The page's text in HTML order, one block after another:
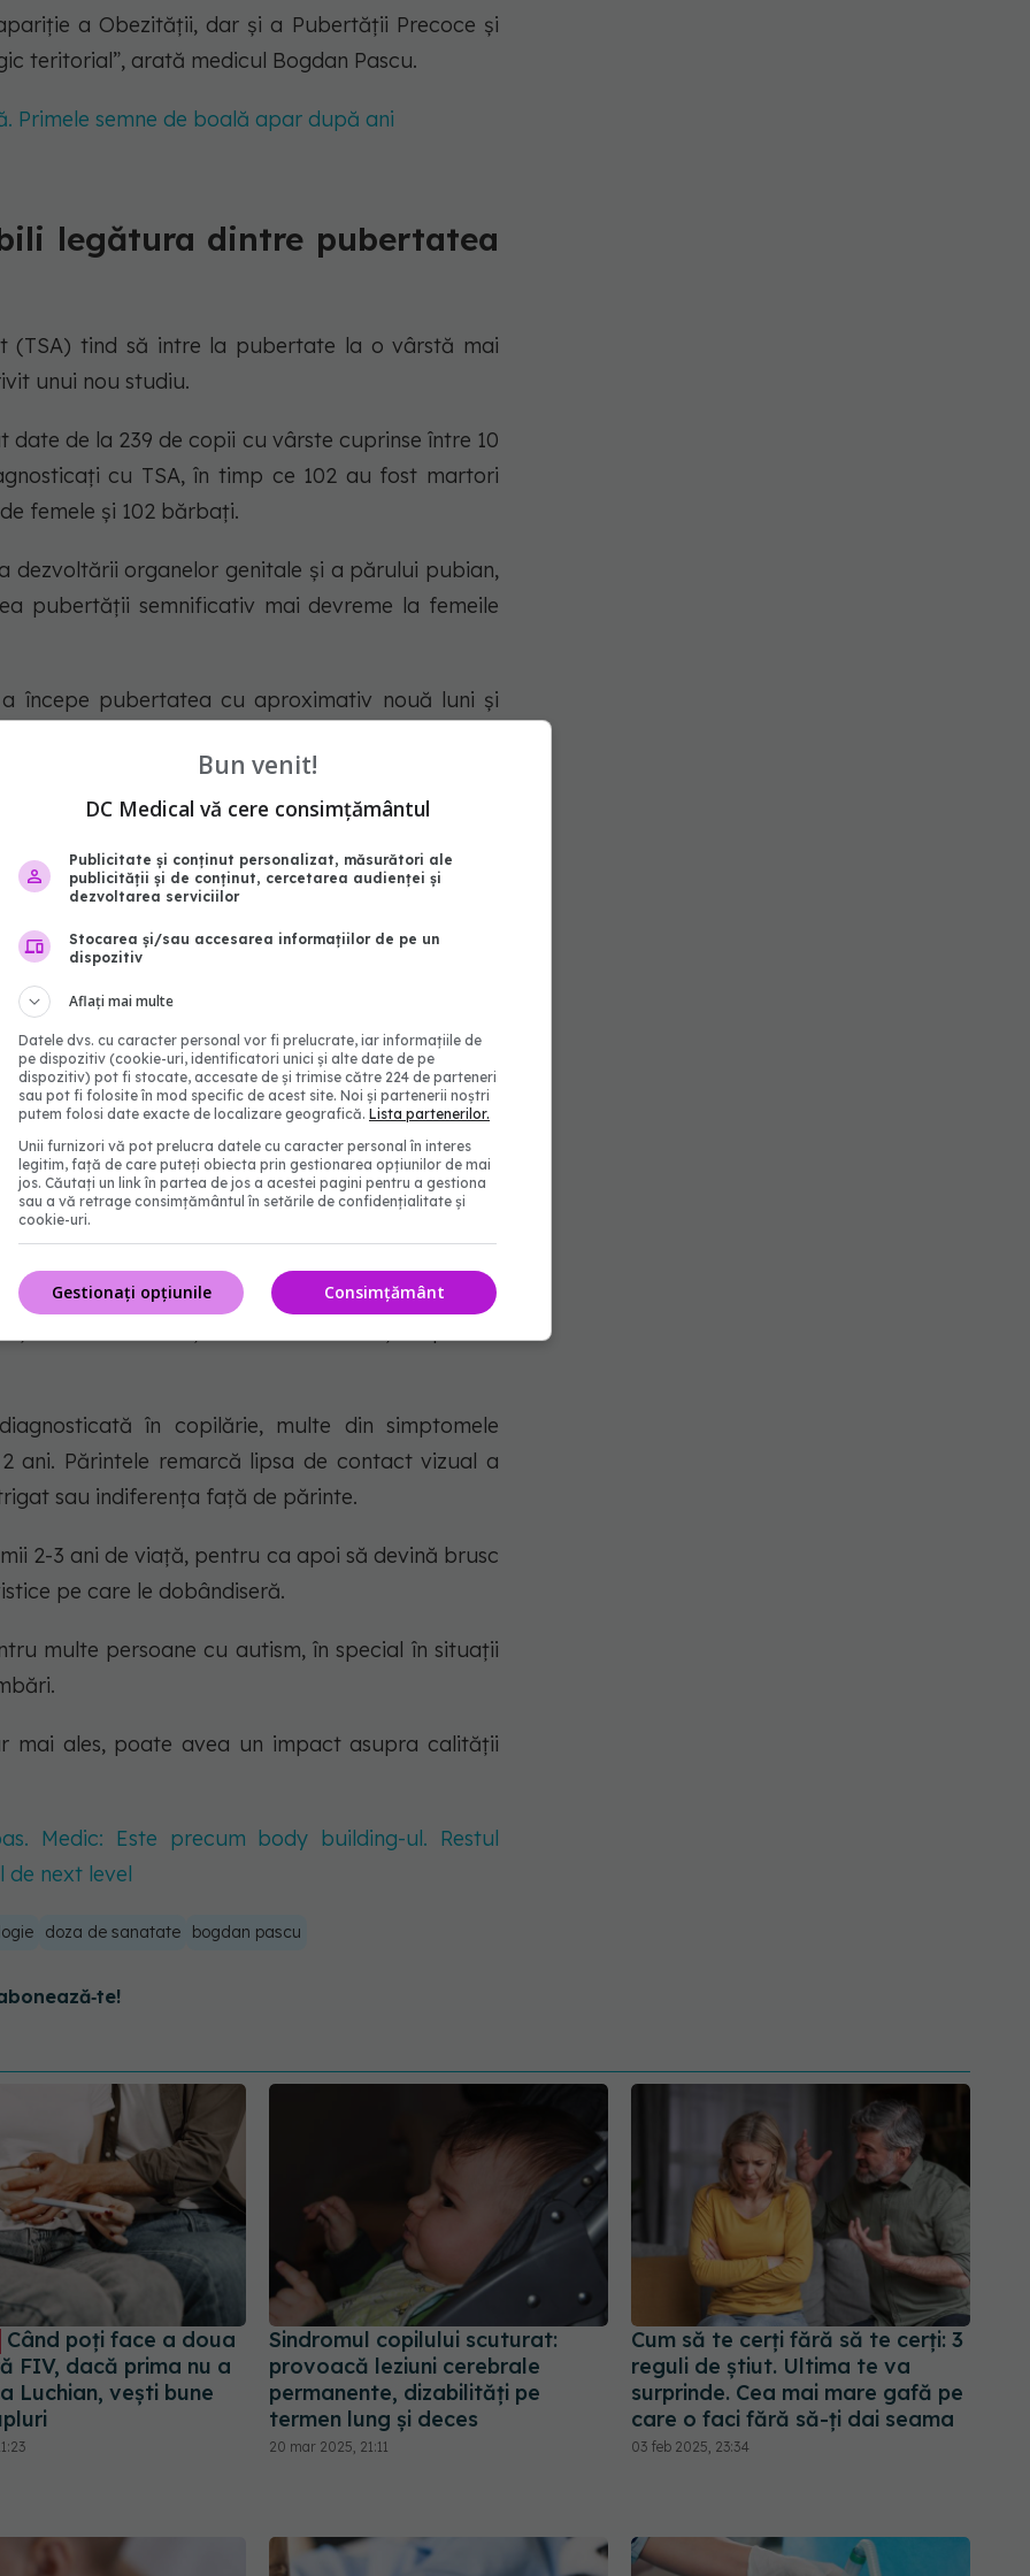
a Obezității, dar și a Pubertății Precoce și
teritorial”, arată medicul Bogdan Pascu.
Primele semne de boală apar după ani
legătura dintre pubertatea
(TSA) tind să intre la pubertate la o vârstă mai
unui nou studiu.
date de la 239 de copii cu vârste cuprinse între 10
cu TSA, în timp ce 102 au fost martori
femele și 102 bărbați.
dezvoltării organelor genitale și a părului pubian,
pubertății semnificativ mai devreme la femeile
începe pubertatea cu aproximativ nouă luni și
În plus, fetele cu TSA au avut un debut
neurotipice”, aratăautism.org.
provoacă epilepsie sau retard mental. Dorobăț:
gazdă
este o dizabilitate complexă de dezvoltare a
ale funcționării unui copil: comunicarea,
bolilor (CDC) din Statele Unite, unul din
la băieți, iar multe fete prezinte simptome mai
Este o afecțiune care se menține pe tot
în copilărie, multe din simptomele
ani. Părintele remarcă lipsa de contact vizual a
sau indiferența față de părinte.
2-3 ani de viață, pentru ca apoi să devină brusc
pe care le dobândiseră.
multe persoane cu autism, în special în situații
mai ales, poate avea un impact asupra calității
Medic: Este precum body building-ul. Restul
de next level
doza de sanatate bogdan pascu
Când poți face a doua
FIV, dacă prima nu a
Luchian, vești bune
Sindromul copilului scuturat:
provoacă leziuni cerebrale
permanente, dizabilități pe
termen lung și deces
20 mar 2025, 21:11
Cum să te cerți fără să te cerți: 3
reguli de știut. Ultima te va
surprinde. Cea mai mare gafă pe
care o faci fără să-ți dai seama
03 feb 2025, 23:34
Bun venit!
DC Medical vă cere consimțământul
Publicitate și conținut personalizat, măsurători ale
publicității și de conținut, cercetarea audienței și
dezvoltarea serviciilor
Stocarea și/sau accesarea informațiilor de pe un
dispozitiv
Aflați mai multe
Datele dvs. cu caracter personal vor fi prelucrate, iar informațiile de
pe dispozitiv (cookie-uri, identificatori unici și alte date de pe
dispozitiv) pot fi stocate, accesate de și trimise către 224 de parteneri
sau pot fi folosite în mod specific de acest site. Noi și partenerii noștri
putem folosi date exacte de localizare geografică. Lista partenerilor.
Unii furnizori vă pot prelucra datele cu caracter personal în interes
legitim, față de care puteți obiecta prin gestionarea opțiunilor de mai
jos. Căutați un link în partea de jos a acestei pagini pentru a gestiona
sau a vă retrage consimțământul în setările de confidențialitate și
cookie-uri.
Consimțământ
Gestionați opțiunile